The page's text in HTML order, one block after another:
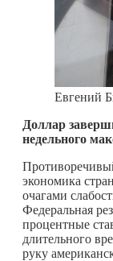
Евгений
Доллар
недельного
экономика
очагами
Федеральная
процентные
длительного
руку